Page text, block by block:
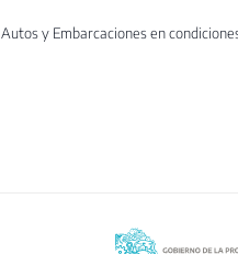
Autos y Embarcaciones en